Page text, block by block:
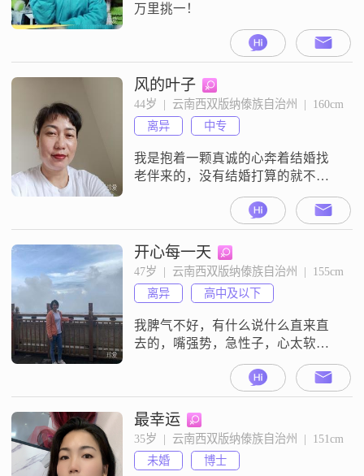
万里挑一！
风的叶子
44岁  |  云南西双版纳傣族自治州  |  160cm
离异
中专
我是抱着一颗真诚的心奔着结婚找
老伴来的，没有结婚打算的就不要
来招惹我，我依赖性强心思单纯，
性格弱承受不了感情挫折！我不是
那种漂亮的女人！也不是开朗活泼
类型！
开心每一天
47岁  |  云南西双版纳傣族自治州  |  155cm
离异
高中及以下
我脾气不好，有什么说什么直来直
去的，嘴强势，急性子，心太软容
易相信人，容易上当吃亏，就喜欢
简简单单，我的生活像白开水一样
透明，我不喜欢复杂的，喜欢乡
下，不喜欢大城市，平时没事喜欢
躺床上玩手机，饭后喜欢散步散步
步，想找一个生活简单的人 能关心
我在乎我的人
最幸运
35岁  |  云南西双版纳傣族自治州  |  151cm
未婚
博士